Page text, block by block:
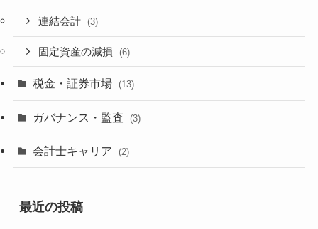
連結会計 (3)
固定資産の減損 (6)
税金・証券市場 (13)
ガバナンス・監査 (3)
会計士キャリア (2)
最近の投稿